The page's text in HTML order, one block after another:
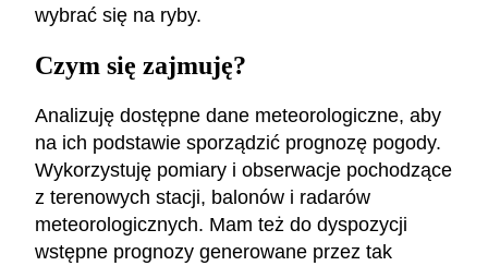
wybrać się na ryby.
Czym się zajmuję?
Analizuję dostępne dane meteorologiczne, aby
na ich podstawie sporządzić prognozę pogody.
Wykorzystuję pomiary i obserwacje pochodzące
z terenowych stacji, balonów i radarów
meteorologicznych. Mam też do dyspozycji
wstępne prognozy generowane przez tak